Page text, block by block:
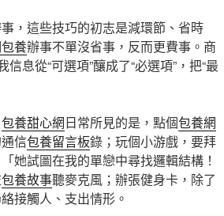
，這些技巧的初志是減環節、省時
養辦事不單沒省事，反而更費事。商
息從“可選項”釀成了“必選項”，把“最
包養甜心網日常所見的是，點個包養網
信包養留言板錄；玩個小游戲，要拜
她試圖在我的單戀中尋找邏輯結構！
包養故事聽麥克風；辦張健身卡，除了
接觸人、支出情形。